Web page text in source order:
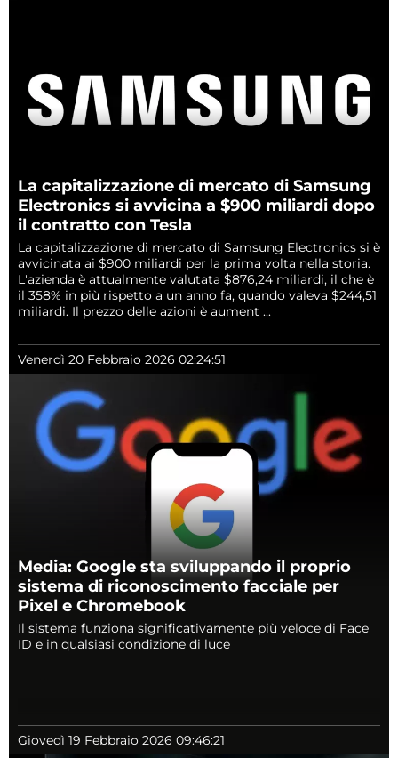
La capitalizzazione di mercato di Samsung
Electronics si avvicina a $900 miliardi dopo
il contratto con Tesla
La capitalizzazione di mercato di Samsung Electronics si è
avvicinata ai $900 miliardi per la prima volta nella storia.
L'azienda è attualmente valutata $876,24 miliardi, il che è
il 358% in più rispetto a un anno fa, quando valeva $244,51
miliardi. Il prezzo delle azioni è aument ...
Venerdì 20 Febbraio 2026 02:24:51
Media: Google sta sviluppando il proprio
sistema di riconoscimento facciale per
Pixel e Chromebook
Il sistema funziona significativamente più veloce di Face
ID e in qualsiasi condizione di luce
Giovedì 19 Febbraio 2026 09:46:21